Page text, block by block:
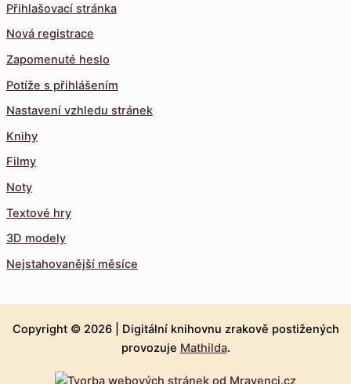
Přihlašovací stránka
Nová registrace
Zapomenuté heslo
Potíže s přihlášením
Nastavení vzhledu stránek
Knihy
Filmy
Noty
Textové hry
3D modely
Nejstahovanější měsíce
Copyright © 2026 | Digitální knihovnu zrakově postižených
provozuje Mathilda.